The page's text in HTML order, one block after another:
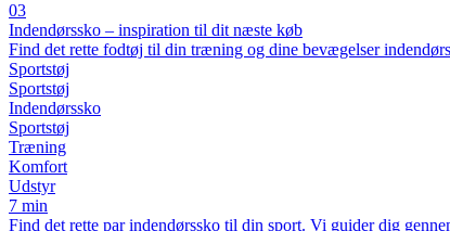
03
Indendørssko – inspiration til dit næste køb
Find det rette fodtøj til din træning og dine bevægelser indendørs
Sportstøj
Sportstøj
Indendørssko
Sportstøj
Træning
Komfort
Udstyr
7 min
Find det rette par indendørssko til din sport. Vi guider dig